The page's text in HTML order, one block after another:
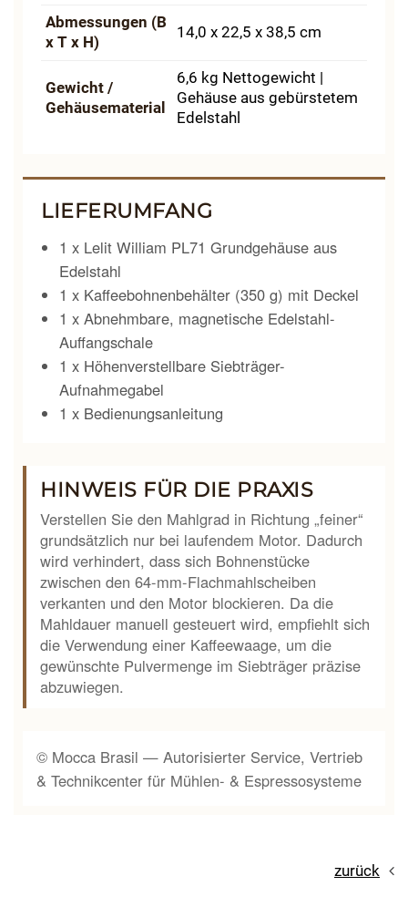
Abmessungen (B
x T x H)
14,0 x 22,5 x 38,5 cm
Gewicht /
Gehäusematerial
6,6 kg Nettogewicht |
Gehäuse aus gebürstetem
Edelstahl
LIEFERUMFANG
1 x Lelit William PL71 Grundgehäuse aus
Edelstahl
1 x Kaffeebohnenbehälter (350 g) mit Deckel
1 x Abnehmbare, magnetische Edelstahl-
Auffangschale
1 x Höhenverstellbare Siebträger-
Aufnahmegabel
1 x Bedienungsanleitung
HINWEIS FÜR DIE PRAXIS
Verstellen Sie den Mahlgrad in Richtung „feiner“
grundsätzlich nur bei laufendem Motor. Dadurch
wird verhindert, dass sich Bohnenstücke
zwischen den 64-mm-Flachmahlscheiben
verkanten und den Motor blockieren. Da die
Mahldauer manuell gesteuert wird, empfiehlt sich
die Verwendung einer Kaffeewaage, um die
gewünschte Pulvermenge im Siebträger präzise
abzuwiegen.
© Mocca Brasil — Autorisierter Service, Vertrieb
& Technikcenter für Mühlen- & Espressosysteme
zurück